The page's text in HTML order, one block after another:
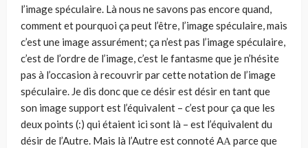
l’image spéculaire. Là nous ne savons pas encore quand,
comment et pourquoi ça peut l’être, l’image spéculaire, mais
c’est une image assurément; ça n’est pas l’image spéculaire,
c’est de l’ordre de l’image, c’est le fantasme que je n’hésite
pas à l’occasion à recouvrir par cette notation de l’image
spéculaire. Je dis donc que ce désir est désir en tant que
son image support est l’équivalent – c’est pour ça que les
deux points (:) qui étaient ici sont là – est l’équivalent du
désir de l’Autre. Mais là l’Autre est connoté AΑ parce que